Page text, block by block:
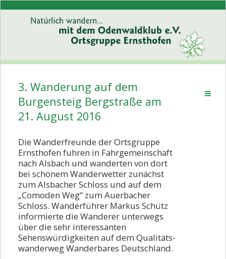
Willkommen
Wer wir sind
Rückblick
Rückblick 2026
Rückblick 2025
Rückblick 2024
Rückblick 2023
Rückblick 2022
Rückblick 2021
3. Wanderung auf dem
Burgensteig Bergstraße am
21. August 2016
Die Wanderfreunde der Ortsgruppe
Ernsthofen fuhren in Fahrgemeinschaft
nach Alsbach und wanderten von dort
bei schönem Wanderwetter zunächst
zum Alsbacher Schloss und auf dem
„Comoden Weg“ zum Auerbacher
Schloss. Wanderführer Markus Schütz
informierte die Wanderer unterwegs
über die sehr interessanten
Sehenswürdigkeiten auf dem Qualitäts-
wanderweg Wanderbares Deutschland.